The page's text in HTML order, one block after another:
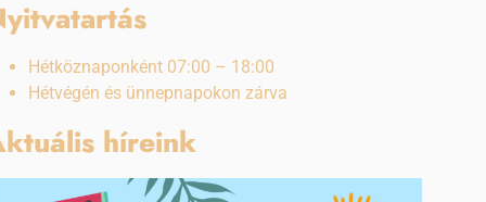
Hétköznaponként 07:00 – 18:00
Hétvégén és ünnepnapokon zárva
híreink